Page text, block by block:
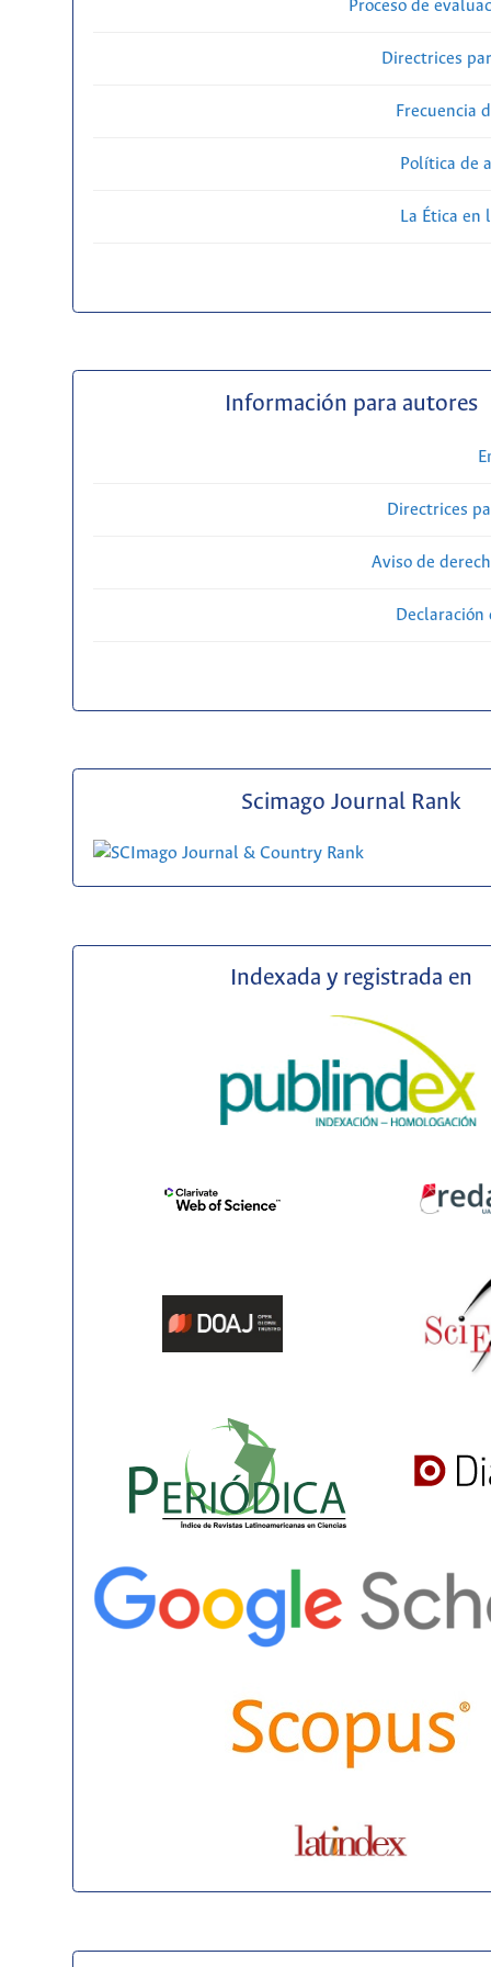
Proceso de
Directrices
Frecuencia
Política de
La Ética en
Información para autores
Directrices
Aviso de
Scimago Journal Rank
Indexada y registrada en